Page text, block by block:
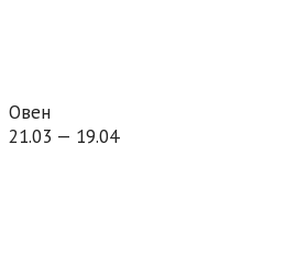
Овен
21.03 — 19.04